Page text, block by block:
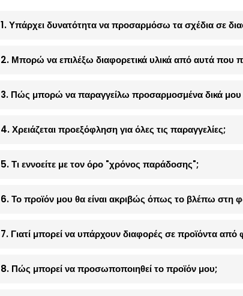
1. Υπάρχει δυνατότητα να προσαρμόσω τα σχέδια σε
2. Μπορώ να επιλέξω διαφορετικά υλικά από αυτά που
3. Πώς μπορώ να παραγγείλω προσαρμοσμένα δικά μου
4. Χρειάζεται προεξόφληση για όλες τις παραγγελίες;
5. Τι εννοείτε με τον όρο "χρόνος παράδοσης";
6. Το προϊόν μου θα είναι ακριβώς όπως το βλέπω στη
7. Γιατί μπορεί να υπάρχουν διαφορές σε προϊόντα από
8. Πώς μπορεί να προσωποποιηθεί το προϊόν μου;